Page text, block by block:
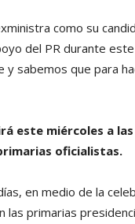
como su
del PR durante
y sabemos que para
este miércoles a
oficialistas.
en medio de la
las primarias